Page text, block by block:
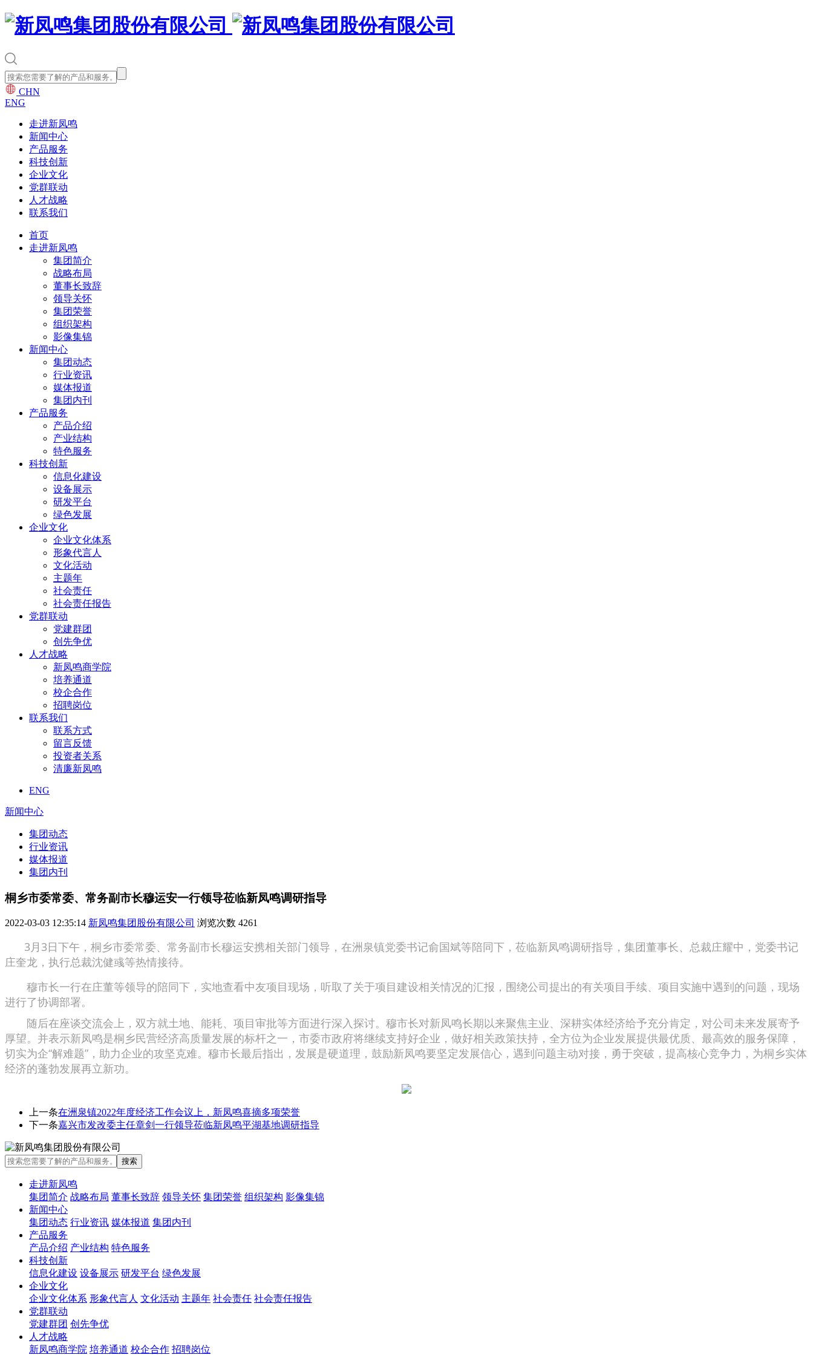
CHN
ENG
走进新凤鸣
新闻中心
产品服务
科技创新
企业文化
党群联动
人才战略
联系我们
首页
走进新凤鸣
集团简介
战略布局
董事长致辞
领导关怀
集团荣誉
组织架构
影像集锦
新闻中心
集团动态
行业资讯
媒体报道
集团内刊
产品服务
产品介绍
产业结构
特色服务
科技创新
信息化建设
设备展示
研发平台
绿色发展
企业文化
企业文化体系
形象代言人
文化活动
主题年
社会责任
社会责任报告
党群联动
党建群团
创先争优
人才战略
新凤鸣商学院
培养通道
校企合作
招聘岗位
联系我们
联系方式
留言反馈
投资者关系
清廉新凤鸣
ENG
新闻中心
集团动态
行业资讯
媒体报道
集团内刊
桐乡市委常委、常务副市长穆运安一行领导莅临新凤鸣调研指导
2022-03-03 12:35:14 新凤鸣集团股份有限公司 浏览次数 4261
3月3日下午，桐乡市委常委、常务副市长穆运安携相关部门领导，在洲泉镇党委书记俞国斌等陪同下，莅临新凤鸣调研指导，集团董事长、总裁庄耀中，党委书记
庄奎龙，执行总裁沈健彧等热情接待。
穆市长一行在庄董等领导的陪同下，实地查看中友项目现场，听取了关于项目建设相关情况的汇报，围绕公司提出的有关项目手续、项目实施中遇到的问题，现场
进行了协调部署。
随后在座谈交流会上，双方就土地、能耗、项目审批等方面进行深入探讨。穆市长对新凤鸣长期以来聚焦主业、深耕实体经济给予充分肯定，对公司未来发展寄予
厚望。并表示新凤鸣是桐乡民营经济高质量发展的标杆之一，市委市政府将继续支持好企业，做好相关政策扶持，全方位为企业发展提供最优质、最高效的服务保障，
切实为企“解难题”，助力企业的攻坚克难。穆市长最后指出，发展是硬道理，鼓励新凤鸣要坚定发展信心，遇到问题主动对接，勇于突破，提高核心竞争力，为桐乡实体
经济的蓬勃发展再立新功。
上一条在洲泉镇2022年度经济工作会议上，新凤鸣喜摘多项荣誉
下一条嘉兴市发改委主任章剑一行领导莅临新凤鸣平湖基地调研指导
走进新凤鸣
集团简介 战略布局 董事长致辞 领导关怀 集团荣誉 组织架构 影像集锦
新闻中心
集团动态 行业资讯 媒体报道 集团内刊
产品服务
产品介绍 产业结构 特色服务
科技创新
信息化建设 设备展示 研发平台 绿色发展
企业文化
企业文化体系 形象代言人 文化活动 主题年 社会责任 社会责任报告
党群联动
党建群团 创先争优
人才战略
新凤鸣商学院 培养通道 校企合作 招聘岗位